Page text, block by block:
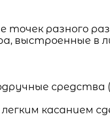
разного
выстроенные в
средства
касанием